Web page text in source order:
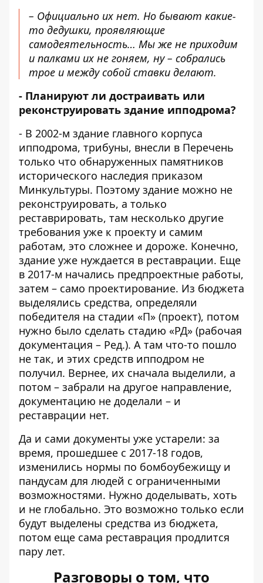
– Официально их нет. Но бывают какие-
то дедушки, проявляющие
самодеятельность… Мы же не приходим
и палками их не гоняем, ну – собрались
трое и между собой ставки делают.
- Планируют ли достраивать или
реконструировать здание ипподрома?
- В 2002-м здание главного корпуса
ипподрома, трибуны, внесли в Перечень
только что обнаруженных памятников
исторического наследия приказом
Минкультуры. Поэтому здание можно не
реконструировать, а только
реставрировать, там несколько другие
требования уже к проекту и самим
работам, это сложнее и дороже. Конечно,
здание уже нуждается в реставрации. Еще
в 2017-м начались предпроектные работы,
затем – само проектирование. Из бюджета
выделялись средства, определяли
победителя на стадии «П» (проект), потом
нужно было сделать стадию «РД» (рабочая
документация – Ред.). А там что-то пошло
не так, и этих средств ипподром не
получил. Вернее, их сначала выделили, а
потом – забрали на другое направление,
документацию не доделали – и
реставрации нет.
Да и сами документы уже устарели: за
время, прошедшее с 2017-18 годов,
изменились нормы по бомбоубежищу и
пандусам для людей с ограниченными
возможностями. Нужно доделывать, хоть
и не глобально. Это возможно только если
будут выделены средства из бюджета,
потом еще сама реставрация продлится
пару лет.
Разговоры о том, что